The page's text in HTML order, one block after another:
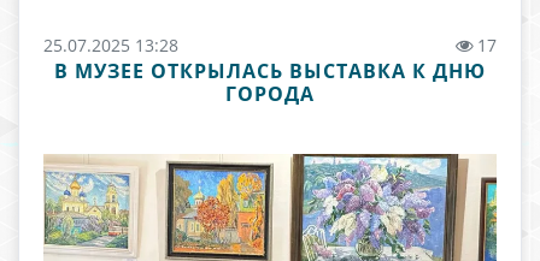
25.07.2025 13:28 17
В МУЗЕЕ ОТКРЫЛАСЬ ВЫСТАВКА К ДНЮ
ГОРОДА